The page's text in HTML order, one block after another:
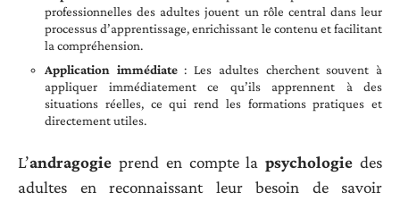
professionnelles des adultes jouent un rôle central dans leur
processus d’apprentissage, enrichissant le contenu et facilitant
la compréhension.
Application immédiate: Les adultes cherchent souvent à
appliquer immédiatement ce qu’ils apprennent à des
situations réelles, ce qui rend les formations pratiques et
directement utiles.
L’andragogie prend en compte lapsychologie des
adultes en reconnaissant leur besoin de savoir